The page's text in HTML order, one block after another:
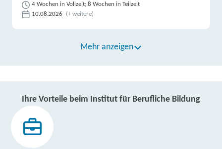
4 Wochen in Vollzeit; 8 Wochen in Teilzeit
10.08.2026
(+ weitere)
Mehr anzeigen
Ihre Vorteile beim Institut für Berufliche Bildung